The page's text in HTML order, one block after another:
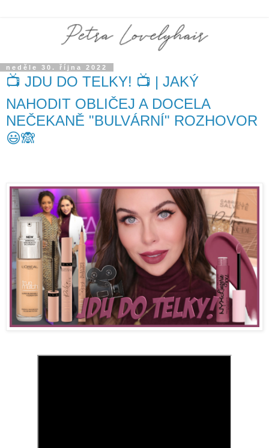
neděle 30. října 2022
📺 JDU DO TELKY! 📺 | JAKÝ
NAHODIT OBLIČEJ A DOCELA
NEČEKANĚ "BULVÁRNÍ" ROZHOVOR
😃🙈